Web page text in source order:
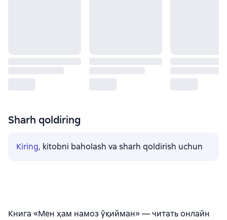
Sharh qoldiring
Kiring, kitobni baholash va sharh qoldirish uchun
Книга «Мен ҳам намоз ўқийман» — читать онлайн